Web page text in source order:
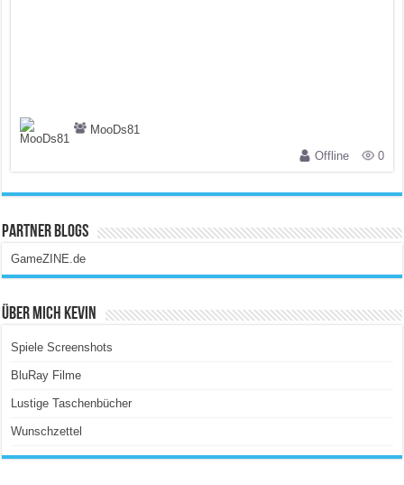
MooDs81
Offline
0
Partner Blogs
GameZINE.de
Über Mich Kevin
Spiele Screenshots
BluRay Filme
Lustige Taschenbücher
Wunschzettel